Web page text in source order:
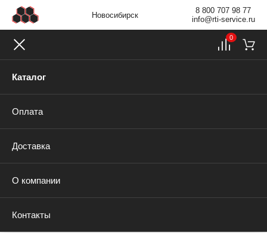
Новосибирск
8 800 707 98 77
info@rti-service.ru
Каталог
Оплата
Доставка
О компании
Контакты
0